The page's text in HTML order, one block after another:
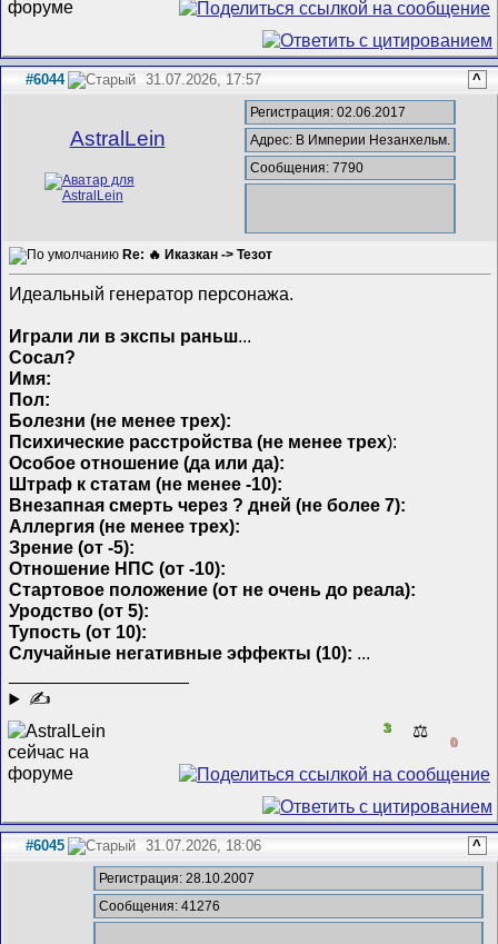
#6044 31.07.2026, 17:57 ^
AstralLein
Регистрация: 02.06.2017
Адрес: В Империи Незанхельм.
Сообщения: 7790
Re: 🔥 Иказкан -> Тезот
Идеальный генератор персонажа.
Играли ли в экспы раньш...
Сосал?
Имя:
Пол:
Болезни (не менее трех):
Психические расстройства (не менее трех):
Особое отношение (да или да):
Штраф к статам (не менее -10):
Внезапная смерть через ? дней (не более 7):
Аллергия (не менее трех):
Зрение (от -5):
Отношение НПС (от -10):
Стартовое положение (от не очень до реала):
Уродство (от 5):
Тупость (от 10):
Случайные негативные эффекты (10): ...
✍
3 ⚖️
0
#6045 31.07.2026, 18:06 ^
Регистрация: 28.10.2007
Сообщения: 41276